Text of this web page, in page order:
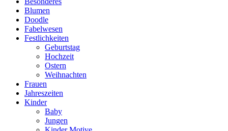
Blumen
Doodle
Fabelwesen
Festlichkeiten
Geburtstag
Hochzeit
Ostern
Weihnachten
Frauen
Jahreszeiten
Kinder
Baby
Jungen